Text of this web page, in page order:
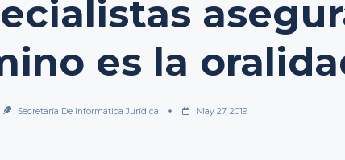
es la
Secretaría De Informática Jurídica May 27, 2019